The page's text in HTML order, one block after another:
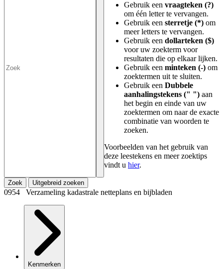
Gebruik een vraagteken (?)
om één letter te vervangen.
Gebruik een sterretje (*) om
meer letters te vervangen.
Gebruik een dollarteken ($)
voor uw zoekterm voor
resultaten die op elkaar lijken.
Gebruik een minteken (-) om
zoektermen uit te sluiten.
Gebruik een Dubbele
aanhalingstekens (" ") aan
het begin en einde van uw
zoektermen om naar de exacte
combinatie van woorden te
zoeken.
Voorbeelden van het gebruik van
deze leestekens en meer zoektips
vindt u hier.
Zoek Uitgebreid zoeken
0954 Verzameling kadastrale netteplans en bijbladen
Kenmerken